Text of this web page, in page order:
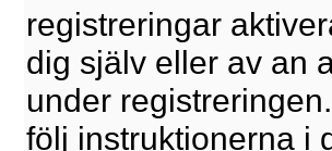
registreringar
dig själv eller av an
under
följ instruktionerna i